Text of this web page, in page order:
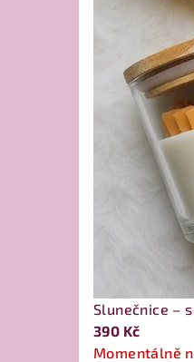
Slunečnice –
390 Kč
Momentálně